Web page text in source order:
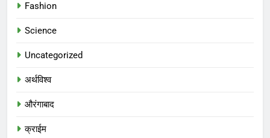
Fashion
Science
Uncategorized
अर्थविश्व
औरंगाबाद
क्राईम